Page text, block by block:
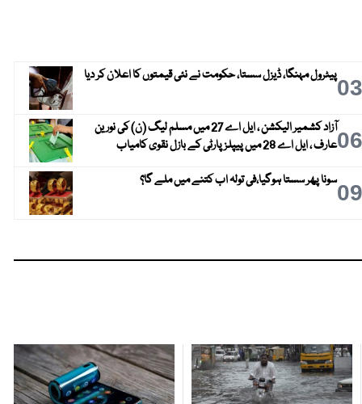
03پیٹرول مہنگا، ڈیزل سستا، حکومت نے نئی قیمتوں کا اعلان کر دیا
06
آزاد کشمیر الیکشن ، ایل اے 27 میں مسلم لیگ (ن) کی نورین
عارف ، ایل اے 28 میں پیپلز پارٹی کے بازل نقوی کامیاب
09سونا پھر سستا ہوگیا،فی تولہ اب کتنے میں ملے گا؟